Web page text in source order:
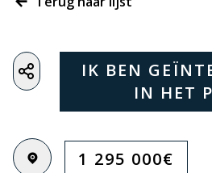
IK BEN
IN HET
1 295 000€